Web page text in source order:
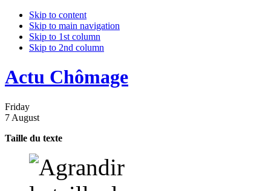
Skip to content
Skip to main navigation
Skip to 1st column
Skip to 2nd column
Actu Chômage
Friday
7 August
Taille du texte